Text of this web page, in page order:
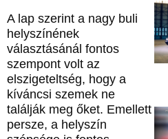
A lap szerint a nagy buli
helyszínének
választásánál fontos
szempont volt az
elszigeteltség, hogy a
kíváncsi szemek ne
találják meg őket. Emellett
persze, a helyszín